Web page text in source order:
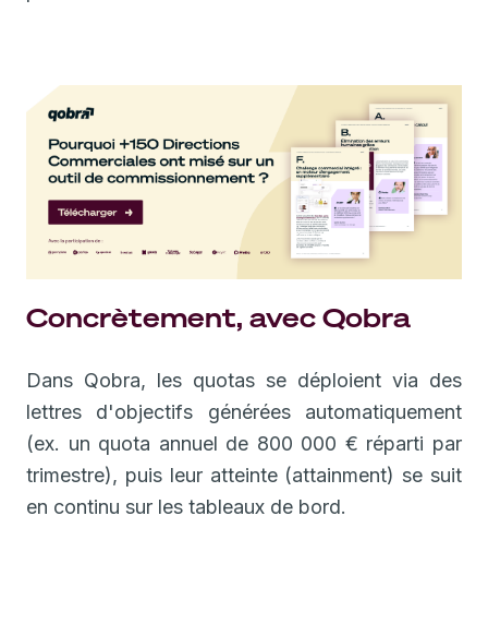
Concrètement, avec Qobra
Dans Qobra, les quotas se déploient via des
lettres d'objectifs générées automatiquement
(ex. un quota annuel de 800 000 € réparti par
trimestre), puis leur atteinte (attainment) se suit
en continu sur les tableaux de bord.